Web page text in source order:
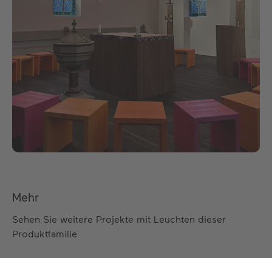
Mehr
Sehen Sie weitere Projekte mit Leuchten dieser
Produktfamilie